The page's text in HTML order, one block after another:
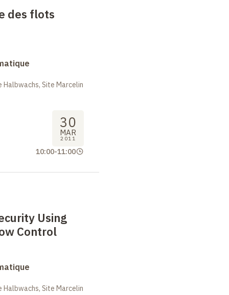
des flots
Site Marcelin
30
MAR
2011
10:00-11:00
Using
Control
Site Marcelin